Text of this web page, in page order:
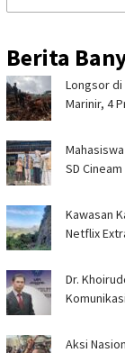
Berita
Longsor di
Marinir, 4
SD
Kawasan
Netflix
Dr.
Aksi